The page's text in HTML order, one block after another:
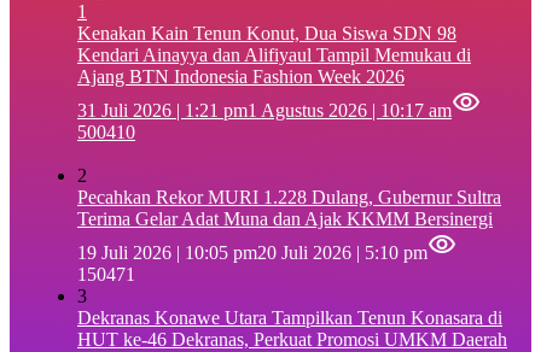
1
‎Kenakan Kain Tenun Konut, Dua Siswa SDN 98
Kendari Ainayya dan Alifiyaul Tampil Memukau di
Ajang BTN Indonesia Fashion Week 2026
31 Juli 2026 | 1:21 pm1 Agustus 2026 | 10:17 am
500410
2
Pecahkan Rekor MURI 1.228 Dulang, Gubernur Sultra
Terima Gelar Adat Muna dan Ajak KKMM Bersinergi
19 Juli 2026 | 10:05 pm20 Juli 2026 | 5:10 pm
150471
3
Dekranas Konawe Utara Tampilkan Tenun Konasara di
HUT ke-46 Dekranas, Perkuat Promosi UMKM Daerah